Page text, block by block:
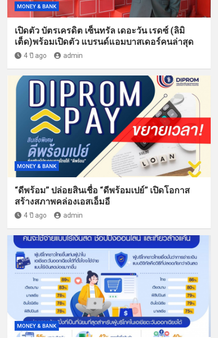
MONEY & BANK
เปิดตัว บัตรเครดิต เซ็นทรัล เดอะวัน เรดซ์ (ลิมิ
เต็ด)พร้อมเปิดตัว แบรนด์แอมบาสเดอร์คนล่าสุด
4 ปี ago admin
MONEY & BANK
“ดีพร้อม” ปล่อยสินเชื่อ “ดีพร้อมเปย์” เปิดโอกาส
สร้างสภาพคล่องเอสเอ็มอี
4 ปี ago admin
MONEY & BANK